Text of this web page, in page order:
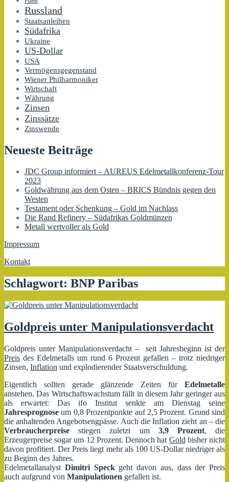
Russland
Staatsanleihen
Südafrika
Ukraine
US-Dollar
USA
Vermögensgegenstand
Wiener Philharmoniker
Wirtschaft
Währung
Zinsen
Zinssätze
Zinswende
Neueste Beiträge
JDC Group informiert – AUREUS Edelmetallkonferenz-Tour
2023
Goldwährung aus dem Osten – BRICS Bündnis gegen den
Westen
Testament oder Schenkung – Gold im Nachlass
Die Rand Refinery – Südafrikas Goldmünzen
Metall wertvoller als Gold
Impressum
Kontakt
Schlagwort: BNP Paribas
Goldpreis unter Manipulationsverdacht
Goldpreis unter Manipulationsverdacht – seit Jahresbeginn ist der
Preis des Edelmetalls um rund 6 Prozent gefallen – trotz niedriger
Zinsen, Inflation und explodierender Staatsverschuldung.
Eigentlich sollten gerade glänzende Zeiten für Edelmetalle
anstehen. Das Wirtschaftswachstum fällt in diesem Jahr geringer aus
als erwartet: Das ifo Institut senkte am Dienstag seine
Jahresprognose um 0,8 Prozentpunkte auf 2,5 Prozent. Grund sind
die anhaltenden Angebotsengpässe. Auch die Inflation zieht an – die
Verbraucherpreise stiegen zuletzt um 3,9 Prozent, die
Erzeugerpreise sogar um 12 Prozent. Dennoch hat Gold bisher nicht
davon profitiert. Der Preis liegt mehr als 100 US-Dollar niedriger als
zu Beginn des Jahres.
Edelmetallanalyst Dimitri Speckgeht davon aus, dass der Preis
auch aufgrund von Manipulationen gefallen ist.